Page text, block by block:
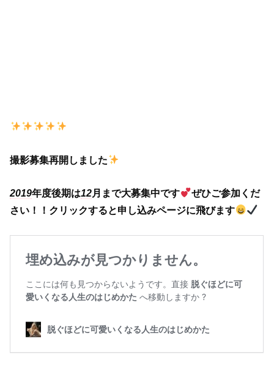
撮影募集再開しました
2019年度後期は12月まで大募集中です
ぜひご参加くだ
さい！！クリックすると申し込みページに飛びます